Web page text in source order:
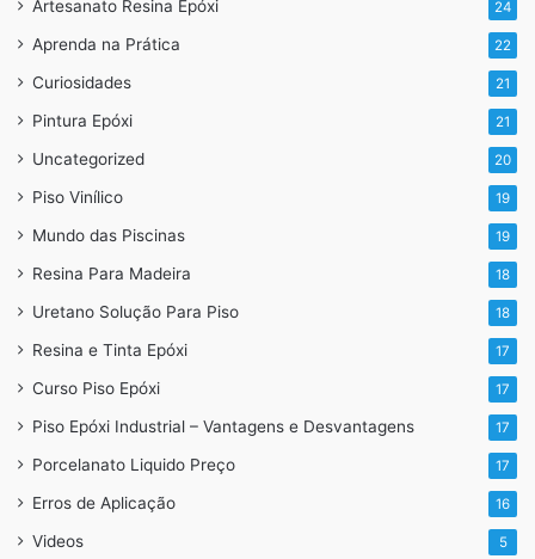
Artesanato Resina Epóxi 24
Aprenda na Prática 22
Curiosidades 21
Pintura Epóxi 21
Uncategorized 20
Piso Vinílico 19
Mundo das Piscinas 19
Resina Para Madeira 18
Uretano Solução Para Piso 18
Resina e Tinta Epóxi 17
Curso Piso Epóxi 17
Piso Epóxi Industrial – Vantagens e Desvantagens 17
Porcelanato Liquido Preço 17
Erros de Aplicação 16
Videos 5